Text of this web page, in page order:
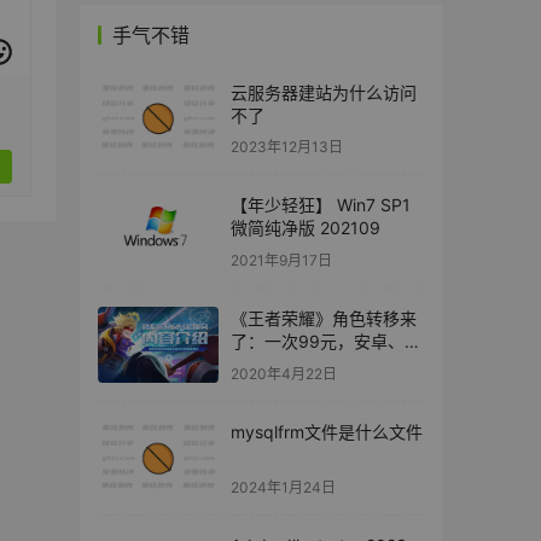
手气不错
云服务器建站为什么访问
不了
2023年12月13日
【年少轻狂】 Win7 SP1
微简纯净版 202109
2021年9月17日
《王者荣耀》角色转移来
了：一次99元，安卓、
iOS互转
2020年4月22日
mysqlfrm文件是什么文件
2024年1月24日